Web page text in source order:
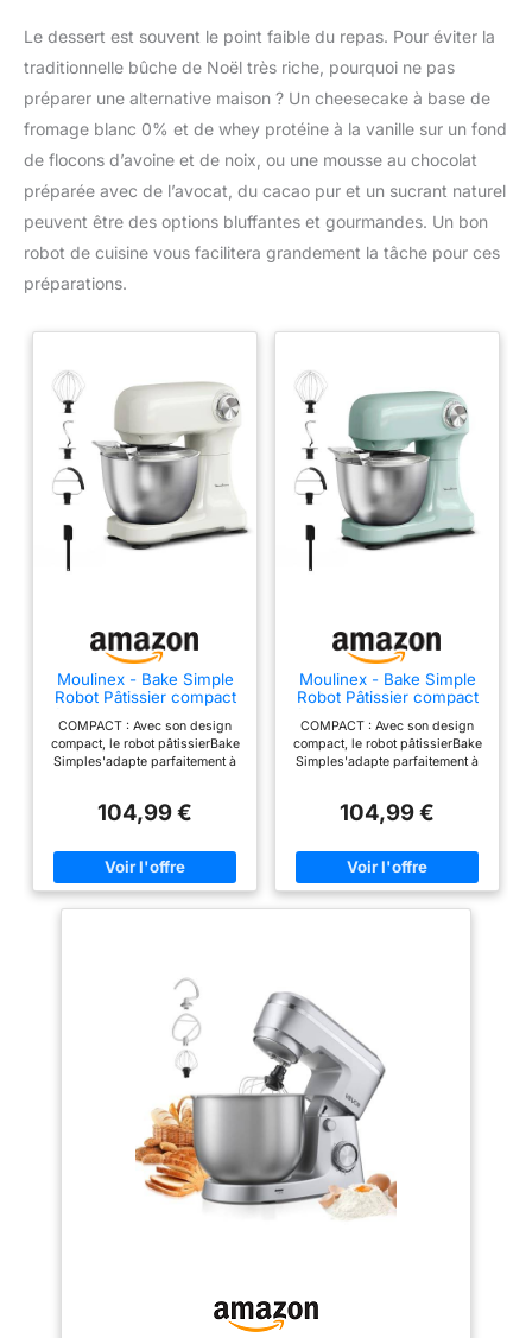
Le dessert est souvent le point faible du repas. Pour éviter la
traditionnelle bûche de Noël très riche, pourquoi ne pas
préparer une alternative maison ? Un cheesecake à base de
fromage blanc 0% et de whey protéine à la vanille sur un fond
de flocons d’avoine et de noix, ou une mousse au chocolat
préparée avec de l’avocat, du cacao pur et un sucrant naturel
peuvent être des options bluffantes et gourmandes. Un bon
robot de cuisine vous facilitera grandement la tâche pour ces
préparations.
Moulinex - Bake Simple
Robot Pâtissier compact
COMPACT : Avec son design
compact, le robot pâtissierBake
Simples'adapte parfaitement à
qu'une feuille de papier A4.
bouton facile à utiliser pour 12
vitesses et une fonction
pulsepour répondre à tous vos
pour les œufs, un batteur pour
les gâteaux et un crochet
pétrinpour les brioches et les
pâtes brisées. FACILE À
RANGER : Sa taille compacte
facilite le rangement - idéal
pour toute cuisine, du comptoir
au placard. RÉPARABLE
PENDANT 15 ANS À UN PRIX
RAISONNABLE : Nous vous
recommandons de faire réparer
votre produit dans notre réseau
de 6 200 centres de réparation
dans le monde entier pour qu'il
104,99 €
Moulinex - Bake Simple
Robot Pâtissier compact
COMPACT : Avec son design
compact, le robot pâtissierBake
Simples'adapte parfaitement à
qu'une feuille de papier A4.
bouton facile à utiliser pour 12
vitesses et une fonction
pulsepour répondre à tous vos
pétrinpour les brioches et les
pâtes brisées. FACILE À
RANGER : Sa taille compacte
facilite le rangement - idéal
pour toute cuisine, du comptoir
au placard. RÉPARABLE
PENDANT 15 ANS À UN PRIX
RAISONNABLE : Nous vous
recommandons de faire réparer
votre produit dans notre réseau
de 6 200 centres de réparation
dans le monde entier pour qu'il
dure plus longtemps.
104,99 €